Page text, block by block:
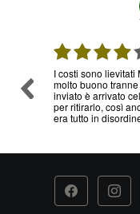
I costi sono lievitati
molto buono
inviato è arrivato
per ritirarlo, così
era tutto in